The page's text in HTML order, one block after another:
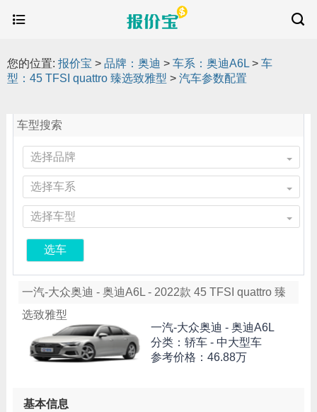
您的位置: 报价宝 > 品牌：奥迪 > 车系：奥迪A6L > 车
型：45 TFSI quattro 臻选致雅型 > 汽车参数配置
车型搜索
选择品牌
选择车系
选择车型
选车
一汽-大众奥迪 - 奥迪A6L - 2022款 45 TFSI quattro 臻
选致雅型
一汽-大众奥迪 - 奥迪A6L
分类：轿车 - 中大型车
参考价格： 46.88万
基本信息